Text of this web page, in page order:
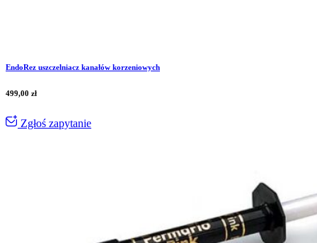
EndoRez uszczelniacz kanałów korzeniowych
499,00 zł
Zgłoś zapytanie